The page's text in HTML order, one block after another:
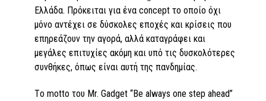
Ελλάδα. Πρόκειται για ένα concept το οποίο όχι
μόνο αντέχει σε δύσκολες εποχές και κρίσεις που
επηρεάζουν την αγορά, αλλά καταγράφει και
μεγάλες επιτυχίες ακόμη και υπό τις δυσκολότερες
συνθήκες, όπως είναι αυτή της πανδημίας.
Tο motto του Mr. Gadget “Be always one step ahead”